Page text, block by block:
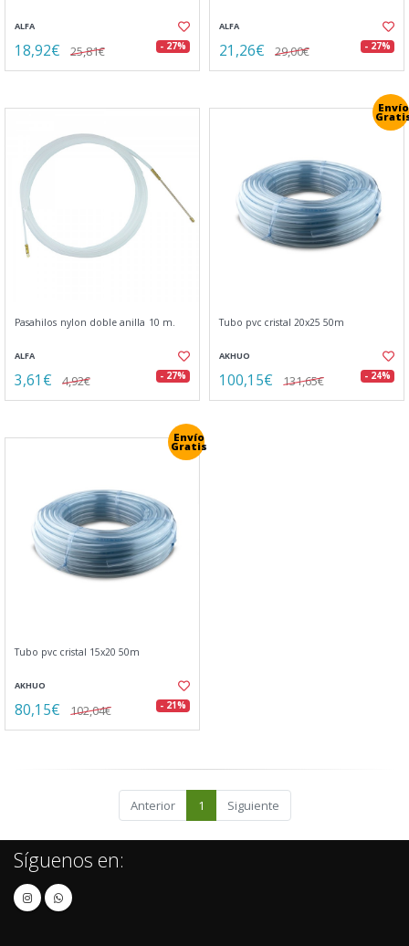
ALFA
18,92€ 25,81€ - 27%
ALFA
21,26€ 29,00€ - 27%
Pasahilos nylon doble anilla 10 m.
ALFA
3,61€ 4,92€ - 27%
Envío
Tubo pvc cristal 20x25 50m
AKHUO
100,15€ 131,65€ - 24%
Envío
Gratis
Tubo pvc cristal 15x20 50m
AKHUO
80,15€ 102,04€ - 21%
Anterior 1 Siguiente
Síguenos en: